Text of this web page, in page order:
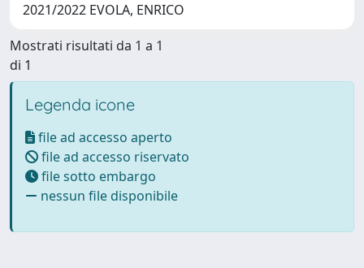
2021/2022 EVOLA, ENRICO
Mostrati risultati da 1 a 1
di 1
Legenda icone
file ad accesso aperto
file ad accesso riservato
file sotto embargo
nessun file disponibile